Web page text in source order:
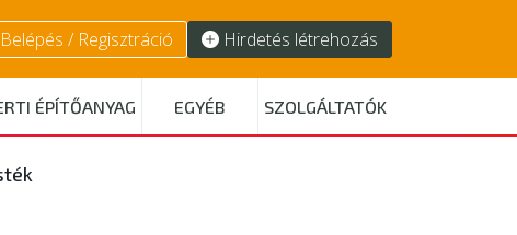
Belépés / Regisztráció Hirdetés létrehozás
ÉPÍTŐANYAG EGYÉB SZOLGÁLTATÓK